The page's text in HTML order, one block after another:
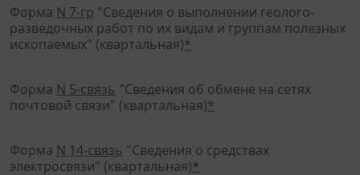
Форма N 7-гр "Сведения о выполнении геолого-
разведочных работ по их видам и группам полезных
ископаемых" (квартальная)*
Форма N 5-связь "Сведения об обмене на сетях
почтовой связи" (квартальная)*
Форма N 14-связь "Сведения о средствах
электросвязи" (квартальная)*